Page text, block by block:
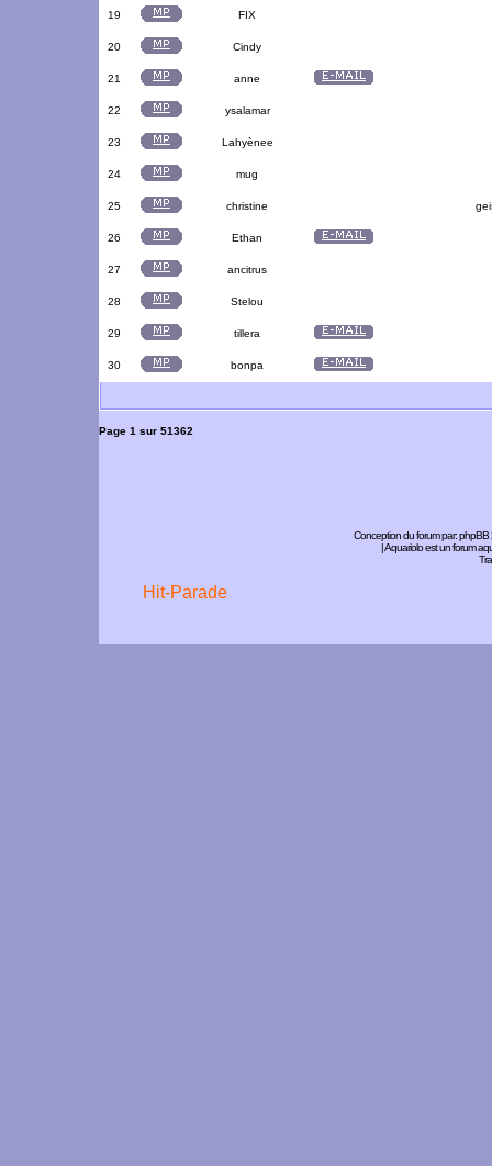
19 FIX
20 Cindy
21 anne
22 ysalamar
23 Lahyènee
24 mug
25 christine
26 Ethan
27 ancitrus
28 Stelou
29 tillera
30 bonpa
Page 1 sur 51362
Conception du forum par:phpBB
| Aquariolo est un forum